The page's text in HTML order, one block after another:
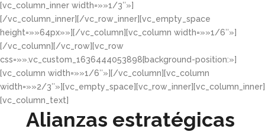
[vc_column_inner width=»»1/3″»]
[/vc_column_inner][/vc_row_inner][vc_empty_space
height=»»64px»»][/vc_column][vc_column width=»»1/6″»]
[/vc_column][/vc_row][vc_row
css=»».vc_custom_1636444053898{background-position:»]
[vc_column width=»»1/6″»][/vc_column][vc_column
width=»»2/3″»][vc_empty_space][vc_row_inner][vc_column_inner]
[vc_column_text]
Alianzas estratégicas